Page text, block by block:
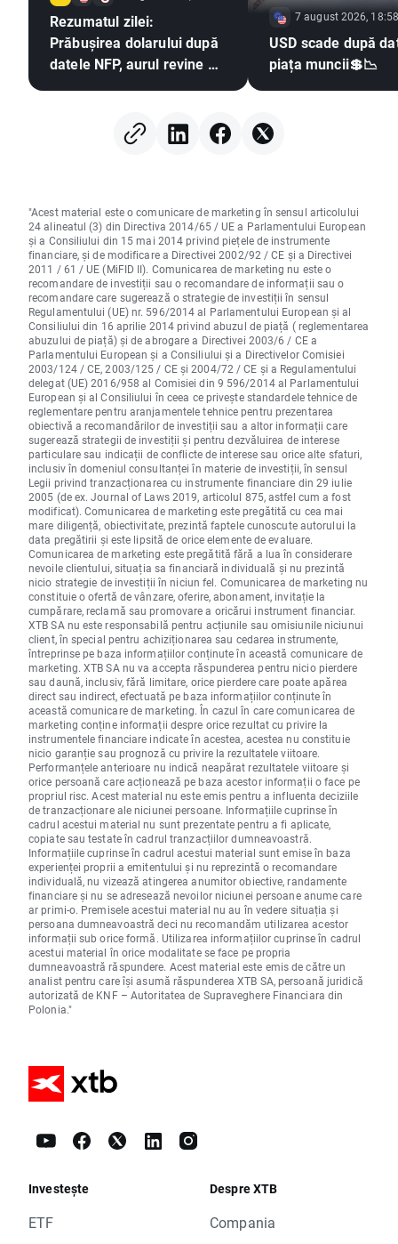
Rezumatul zilei:
Prăbușirea dolarului după
datele NFP, aurul revine pe
7 august 2026, 18:58
USD scade după
piața muncii💲📉
"Acest material este o comunicare de marketing în sensul articolului
24 alineatul (3) din Directiva 2014/65 / UE a Parlamentului European
și a Consiliului din 15 mai 2014 privind piețele de instrumente
financiare, și de modificare a Directivei 2002/92 / CE și a Directivei
2011 / 61 / UE (MiFID II). Comunicarea de marketing nu este o
recomandare de investiții sau o recomandare de informații sau o
recomandare care sugerează o strategie de investiții în sensul
Regulamentului (UE) nr. 596/2014 al Parlamentului European și al
Consiliului din 16 aprilie 2014 privind abuzul de piață ( reglementarea
abuzului de piață) și de abrogare a Directivei 2003/6 / CE a
Parlamentului European și a Consiliului și a Directivelor Comisiei
2003/124 / CE, 2003/125 / CE și 2004/72 / CE și a Regulamentului
delegat (UE) 2016/958 al Comisiei din 9 596/2014 al Parlamentului
European și al Consiliului în ceea ce privește standardele tehnice de
reglementare pentru aranjamentele tehnice pentru prezentarea
obiectivă a recomandărilor de investiții sau a altor informații care
sugerează strategii de investiții și pentru dezvăluirea de interese
particulare sau indicații de conflicte de interese sau orice alte sfaturi,
inclusiv în domeniul consultanței în materie de investiții, în sensul
Legii privind tranzacționarea cu instrumente financiare din 29 iulie
2005 (de ex. Journal of Laws 2019, articolul 875, astfel cum a fost
modificat). Comunicarea de marketing este pregătită cu cea mai
mare diligență, obiectivitate, prezintă faptele cunoscute autorului la
data pregătirii și este lipsită de orice elemente de evaluare.
Comunicarea de marketing este pregătită fără a lua în considerare
nevoile clientului, situația sa financiară individuală și nu prezintă
nicio strategie de investiții în niciun fel. Comunicarea de marketing nu
constituie o ofertă de vânzare, oferire, abonament, invitație la
cumpărare, reclamă sau promovare a oricărui instrument financiar.
XTB SA nu este responsabilă pentru acțiunile sau omisiunile niciunui
client, în special pentru achiziționarea sau cedarea instrumente,
întreprinse pe baza informațiilor conținute în această comunicare de
marketing. XTB SA nu va accepta răspunderea pentru nicio pierdere
sau daună, inclusiv, fără limitare, orice pierdere care poate apărea
direct sau indirect, efectuată pe baza informațiilor conținute în
această comunicare de marketing. În cazul în care comunicarea de
marketing conține informații despre orice rezultat cu privire la
instrumentele financiare indicate în acestea, acestea nu constituie
nicio garanție sau prognoză cu privire la rezultatele viitoare.
Performanțele anterioare nu indică neapărat rezultatele viitoare și
orice persoană care acționează pe baza acestor informații o face pe
propriul risc. Acest material nu este emis pentru a influenta deciziile
de tranzacționare ale niciunei persoane. Informațiile cuprinse în
cadrul acestui material nu sunt prezentate pentru a fi aplicate,
copiate sau testate în cadrul tranzacțiilor dumneavoastră.
Informațiile cuprinse în cadrul acestui material sunt emise în baza
experienței proprii a emitentului și nu reprezintă o recomandare
individuală, nu vizează atingerea anumitor obiective, randamente
financiare și nu se adresează nevoilor niciunei persoane anume care
ar primi-o. Premisele acestui material nu au în vedere situația și
persoana dumneavoastră deci nu recomandăm utilizarea acestor
informații sub orice formă. Utilizarea informațiilor cuprinse în cadrul
acestui material în orice modalitate se face pe propria
dumneavoastră răspundere. Acest material este emis de către un
analist pentru care își asumă răspunderea XTB SA, persoană juridică
autorizată de KNF – Autoritatea de Supraveghere Financiara din
Polonia."
Investește
ETF
Despre XTB
Compania